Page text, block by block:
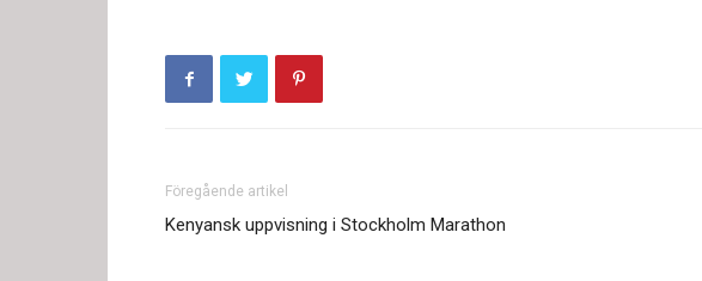
Föregående artikel
Kenyansk uppvisning i Stockholm Marathon